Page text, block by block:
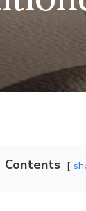
Contents